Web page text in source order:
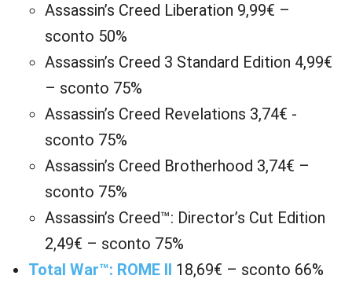
Assassin’s Creed Liberation 9,99€ –
sconto 50%
Assassin’s Creed 3 Standard Edition 4,99€
– sconto 75%
Assassin’s Creed Revelations 3,74€ -
sconto 75%
Assassin’s Creed Brotherhood 3,74€ –
sconto 75%
Assassin’s Creed™: Director’s Cut Edition
2,49€ – sconto 75%
Total War™: ROME II 18,69€ – sconto 66%